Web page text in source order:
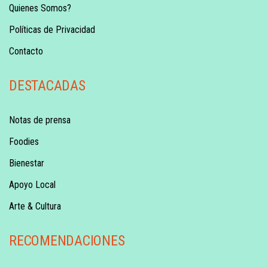
Quienes Somos?
Políticas de Privacidad
Contacto
DESTACADAS
Notas de prensa
Foodies
Bienestar
Apoyo Local
Arte & Cultura
RECOMENDACIONES